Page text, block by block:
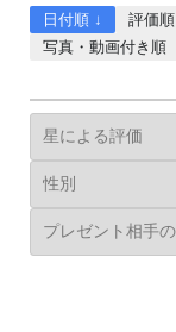
日付順 ↓ 評価順
写真・動画付き順